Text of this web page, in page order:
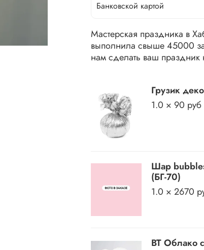
Банковской картой
Грузик
1.0 × 90 руб
Шар
(БГ-70)
1.0 × 2670
BT Облако
Мастерская праздника в
выполнила свыше 45000
нам сделать ваш